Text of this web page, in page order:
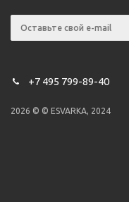
+7 495 799-89-40
2026 © © ESVARKA, 2024